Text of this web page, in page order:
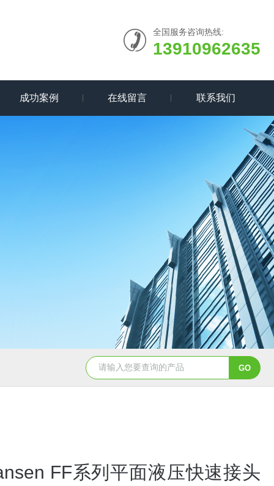
全国服务咨询热线:
13910962635
成功案例 在线留言 联系我们
5347信德迈代理Parker 45度绝缘防水接头 5353信
FF系列平面液压快速接头